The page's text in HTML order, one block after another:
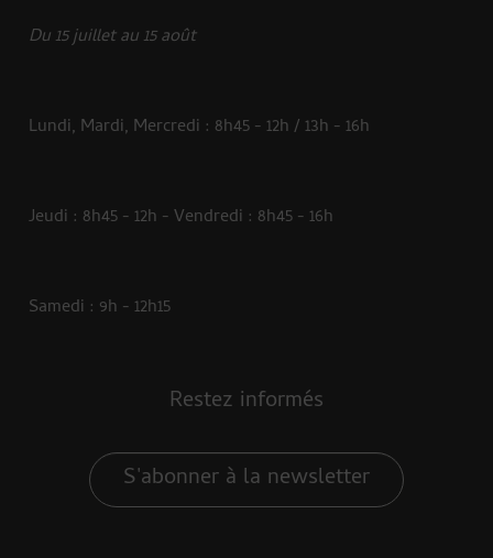
Du 15 juillet au 15 août
Lundi, Mardi, Mercredi : 8h45 - 12h / 13h - 16h
Jeudi : 8h45 - 12h - Vendredi : 8h45 - 16h
Samedi : 9h - 12h15
Restez informés
S'abonner à la newsletter